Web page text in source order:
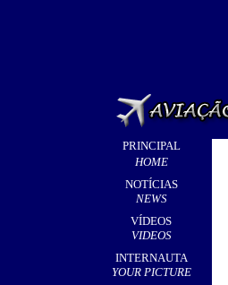
PRINCIPAL
HOME
NOTÍCIAS
NEWS
VÍDEOS
VIDEOS
INTERNAUTA
YOUR PICTURE